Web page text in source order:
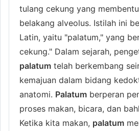
tulang cekung yang
belakang alveolus. Istilah ini
Latin, yaitu "palatum," yang
cekung." Dalam sejarah,
palatum telah berkembang
kemajuan dalam bidang
anatomi. Palatum berperan
proses makan, bicara, dan
Ketika kita makan, palatum